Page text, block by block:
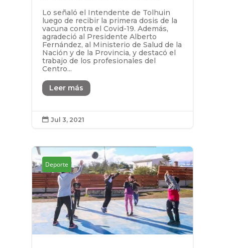
Lo señaló el Intendente de Tolhuin
luego de recibir la primera dosis de la
vacuna contra el Covid-19. Además,
agradeció al Presidente Alberto
Fernández, al Ministerio de Salud de la
Nación y de la Provincia, y destacó el
trabajo de los profesionales del
Centro...
Leer más
 Jul 3, 2021
Deporte